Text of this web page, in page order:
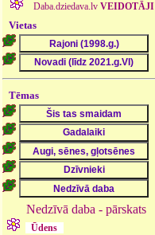
Daba.dziedava.lv VEIDOTĀJI
Vietas
Tēmas
Nedzīvā daba - pārskats
Ūdens